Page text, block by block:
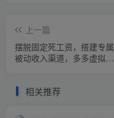
上一篇
摆脱固定死工资，搭建专属
被动收入渠道，多多虚拟类
相关推荐